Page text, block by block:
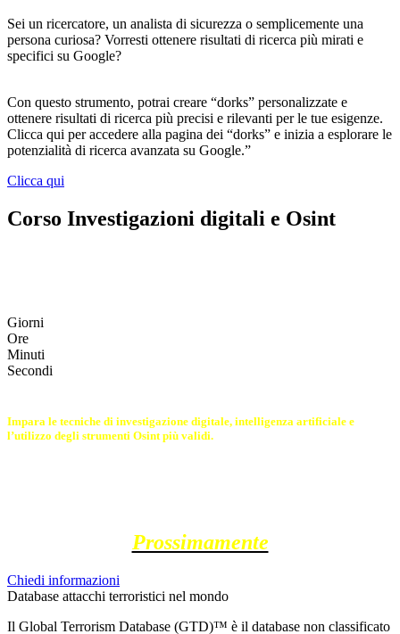
Sei un ricercatore, un analista di sicurezza o semplicemente una
persona curiosa? Vorresti ottenere risultati di ricerca più mirati e
specifici su Google?
Con questo strumento, potrai creare “dorks” personalizzate e
ottenere risultati di ricerca più precisi e rilevanti per le tue esigenze.
Clicca qui per accedere alla pagina dei “dorks” e inizia a esplorare le
potenzialità di ricerca avanzata su Google.”
Clicca qui
Corso Investigazioni digitali e Osint
Giorni
Ore
Minuti
Secondi
Impara le tecniche di investigazione digitale, intelligenza artificiale e
l’utilizzo degli strumenti Osint più validi.
Prossimamente
Chiedi informazioni
Database attacchi terroristici nel mondo
Il Global Terrorism Database (GTD)™ è il database non classificato